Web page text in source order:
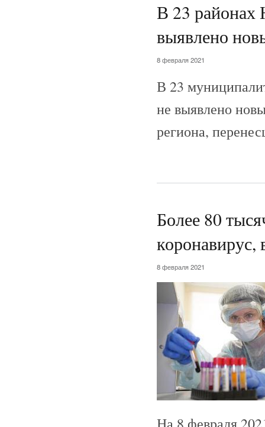
В 23 районах
выявлено
8 февраля 2021
В 23
не выявлено
региона,
Более 80
коронавирус,
8 февраля 2021